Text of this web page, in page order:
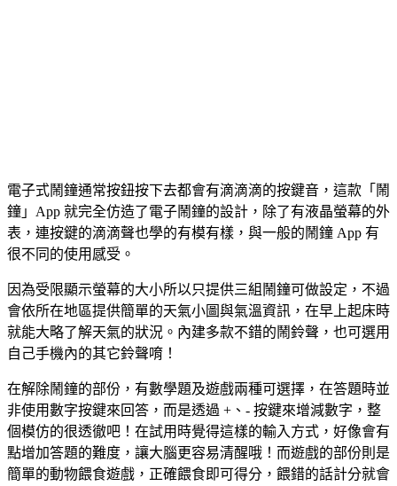
電子式鬧鐘通常按鈕按下去都會有滴滴滴的按鍵音，這款「鬧
鐘」App 就完全仿造了電子鬧鐘的設計，除了有液晶螢幕的外
表，連按鍵的滴滴聲也學的有模有樣，與一般的鬧鐘 App 有
很不同的使用感受。
因為受限顯示螢幕的大小所以只提供三組鬧鐘可做設定，不過
會依所在地區提供簡單的天氣小圖與氣溫資訊，在早上起床時
就能大略了解天氣的狀況。內建多款不錯的鬧鈴聲，也可選用
自己手機內的其它鈴聲唷！
在解除鬧鐘的部份，有數學題及遊戲兩種可選擇，在答題時並
非使用數字按鍵來回答，而是透過 +、- 按鍵來增減數字，整
個模仿的很透徹吧！在試用時覺得這樣的輸入方式，好像會有
點增加答題的難度，讓大腦更容易清醒哦！而遊戲的部份則是
簡單的動物餵食遊戲，正確餵食即可得分，餵錯的話計分就會